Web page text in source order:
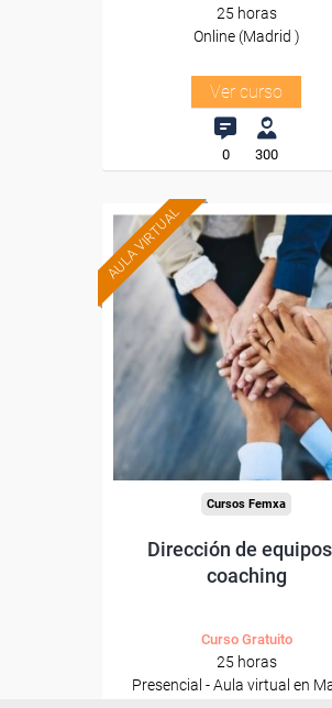
25 horas
Online (Madrid )
Ver curso
0 300
AULA VIRTUAL
Formación 100%
subvencionada.
Para trabajadores y
autónomos de Madrid.
Para todos los sectores.
Cursos Femxa
Dirección de
coaching
Curso Gratuito
25 horas
Presencial - Aula virtual en